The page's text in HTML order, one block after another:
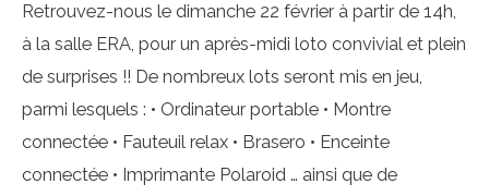
Retrouvez-nous le dimanche 22 février à partir de 14h,
à la salle ERA, pour un après-midi loto convivial et plein
de surprises !! De nombreux lots seront mis en jeu,
parmi lesquels : • Ordinateur portable • Montre
connectée • Fauteuil relax • Brasero • Enceinte
connectée • Imprimante Polaroid … ainsi que de